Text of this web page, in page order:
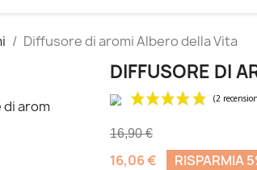
Diffusore di aromi Albero della Vita
DIFFUSORE DI
16,90 €
16,06 € RISPARMIA